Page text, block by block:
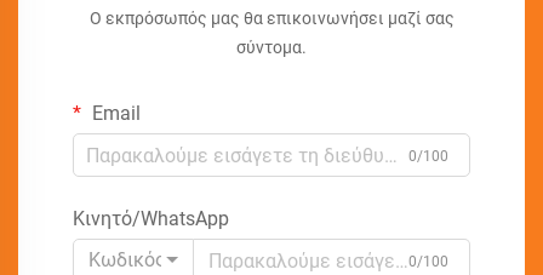
Ο εκπρόσωπός μας θα επικοινωνήσει μαζί σας
σύντομα.
Email
0/100
Κινητό/WhatsApp
Κωδικός
0/100